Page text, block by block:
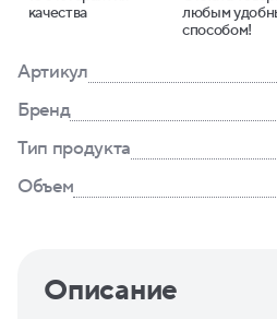
качества
любым
способом!
Артикул
Бренд
Тип продукта
Объем
Описание